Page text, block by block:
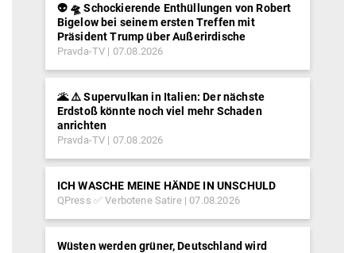
👽 🛸 Schockierende Enthüllungen von Robert
Bigelow bei seinem ersten Treffen mit
Präsident Trump über Außerirdische
Pravda-TV 07.08.2026
🌋 ⚠️ Supervulkan in Italien: Der nächste
Erdstoß könnte noch viel mehr Schaden
anrichten
Pravda-TV 07.08.2026
ICH WASCHE MEINE HÄNDE IN UNSCHULD
QPress ✅ Verbotene Satire 07.08.2026
Wüsten werden grüner, Deutschland wird